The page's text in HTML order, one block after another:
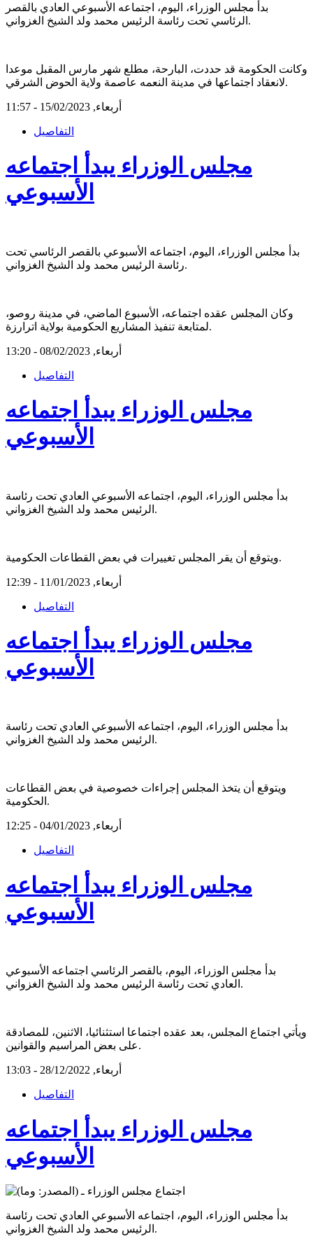
بدأ مجلس الوزراء، اليوم، اجتماعه الأسبوعي العادي بالقصر
الرئاسي تحت رئاسة الرئيس محمد ولد الشيخ الغزواني.
وكانت الحكومة قد حددت، البارحة، مطلع شهر مارس المقبل موعدا
لانعقاد اجتماعها في مدينة النعمه عاصمة ولاية الحوض الشرقي.
أربعاء, 15/02/2023 - 11:57
التفاصيل
مجلس الوزراء يبدأ اجتماعه
الأسبوعي
بدأ مجلس الوزراء، اليوم، اجتماعه الأسبوعي بالقصر الرئاسي تحت
رئاسة الرئيس محمد ولد الشيخ الغزواني.
وكان المجلس عقده اجتماعه، الأسبوع الماضي، في مدينة روصو،
لمتابعة تنفيذ المشاريع الحكومية بولاية اترارزة.
أربعاء, 08/02/2023 - 13:20
التفاصيل
مجلس الوزراء يبدأ اجتماعه
الأسبوعي
بدأ مجلس الوزراء، اليوم، اجتماعه الأسبوعي العادي تحت رئاسة
الرئيس محمد ولد الشيخ الغزواني.
ويتوقع أن يقر المجلس تغييرات في بعض القطاعات الحكومية.
أربعاء, 11/01/2023 - 12:39
التفاصيل
مجلس الوزراء يبدأ اجتماعه
الأسبوعي
بدأ مجلس الوزراء، اليوم، اجتماعه الأسبوعي العادي تحت رئاسة
الرئيس محمد ولد الشيخ الغزواني.
ويتوقع أن يتخذ المجلس إجراءات خصوصية في بعض القطاعات
الحكومية.
أربعاء, 04/01/2023 - 12:25
التفاصيل
مجلس الوزراء يبدأ اجتماعه
الأسبوعي
بدأ مجلس الوزراء، اليوم، بالقصر الرئاسي اجتماعه الأسبوعي
العادي تحت رئاسة الرئيس محمد ولد الشيخ الغزواني.
ويأتي اجتماع المجلس، بعد عقده اجتماعا استثنائيا، الاثنين، للمصادقة
على بعض المراسيم والقوانين.
أربعاء, 28/12/2022 - 13:03
التفاصيل
مجلس الوزراء يبدأ اجتماعه
الأسبوعي
بدأ مجلس الوزراء، اليوم، اجتماعه الأسبوعي العادي تحت رئاسة
الرئيس محمد ولد الشيخ الغزواني.